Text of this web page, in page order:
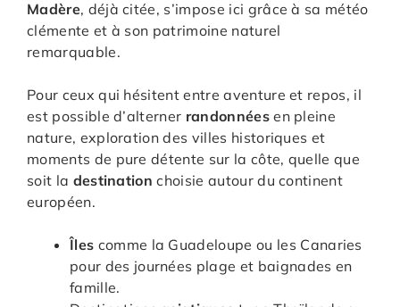
Madère, déjà citée, s’impose ici grâce à sa météo
clémente et à son patrimoine naturel
remarquable.
Pour ceux qui hésitent entre aventure et repos, il
est possible d’alterner randonnéesen pleine
nature, exploration des villes historiques et
moments de pure détente sur la côte, quelle que
soit la destination choisie autour du continent
européen.
Îles comme la Guadeloupe ou les Canaries
pour des journées plage et baignades en
famille.